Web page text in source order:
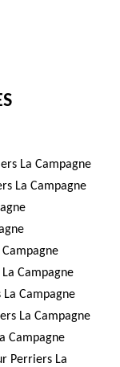
La Campagne
La Campagne
Campagne
Campagne
La Campagne
Campagne
Perriers La